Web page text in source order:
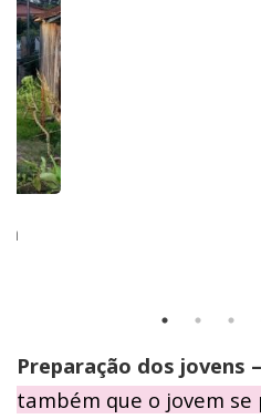
Preparação dos jovens –
também que o jovem